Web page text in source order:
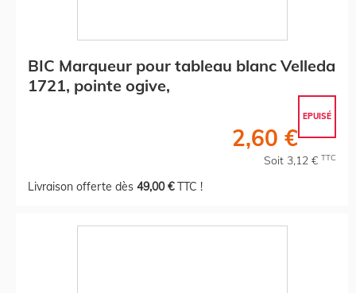
BIC Marqueur pour tableau blanc Velleda
1721, pointe ogive,
EPUISÉ
2,60 €
Soit 3,12 € TTC
Livraison offerte dès 49,00 €TTC !